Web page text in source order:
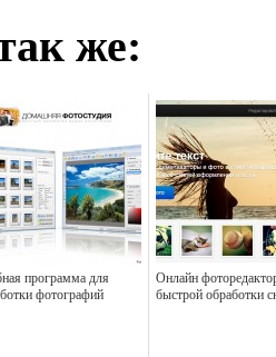
же:
программа для
фотографий
Онлайн
быстрой обработки